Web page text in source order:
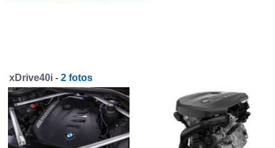
xDrive40i - 2 fotos